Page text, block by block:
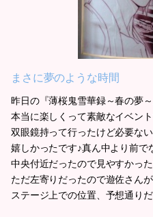
まさに夢のような時間
昨日の『薄桜鬼雪華録～春の夢
本当に楽しくって素敵なイベント
双眼鏡持って行ったけど必要な
嬉しかったです♪真ん中より前で
中央付近だったので見やすかった
ただ左寄りだったので遊佐さんが
ステージ上での位置、予想通り